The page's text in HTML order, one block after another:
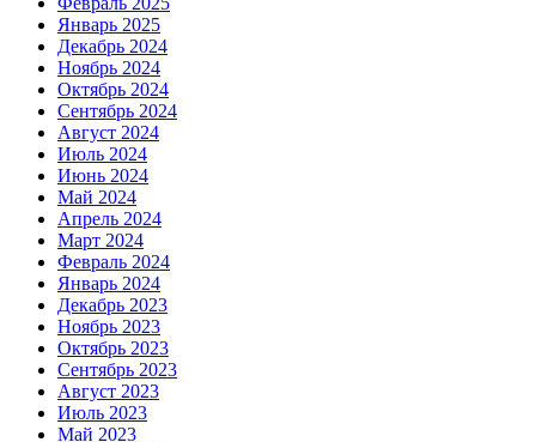
Январь 2025
Декабрь 2024
Ноябрь 2024
Октябрь 2024
Сентябрь 2024
Август 2024
Июль 2024
Июнь 2024
Май 2024
Апрель 2024
Март 2024
Февраль 2024
Январь 2024
Декабрь 2023
Ноябрь 2023
Октябрь 2023
Сентябрь 2023
Август 2023
Июль 2023
Май 2023